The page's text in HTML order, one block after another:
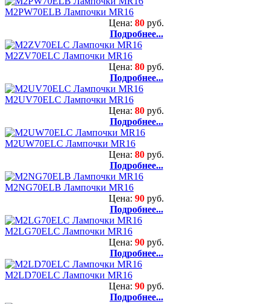
M2PW70ELB Лампочки MR16
Цена: 80 руб.
Подробнее...
M2ZV70ELC Лампочки MR16
Цена: 80 руб.
Подробнее...
M2UV70ELC Лампочки MR16
Цена: 80 руб.
Подробнее...
M2UW70ELC Лампочки MR16
Цена: 80 руб.
Подробнее...
M2NG70ELB Лампочки MR16
Цена: 90 руб.
Подробнее...
M2LG70ELC Лампочки MR16
Цена: 90 руб.
Подробнее...
M2LD70ELC Лампочки MR16
Цена: 90 руб.
Подробнее...